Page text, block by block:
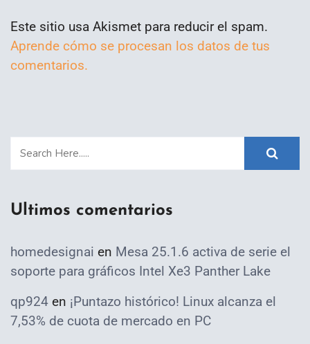
Este sitio usa Akismet para reducir el spam.
Aprende cómo se procesan los datos de tus
comentarios.
Ultimos comentarios
homedesignai en Mesa 25.1.6 activa de serie el
soporte para gráficos Intel Xe3 Panther Lake
qp924 en ¡Puntazo histórico! Linux alcanza el
7,53% de cuota de mercado en PC